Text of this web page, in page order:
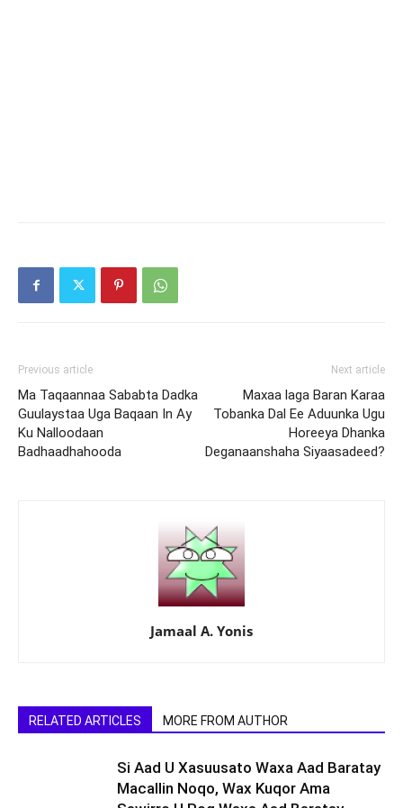
Previous article
Ma Taqaannaa Sababta Dadka
Guulaystaa Uga Baqaan In Ay
Ku Nalloodaan
Badhaadhahooda
Next article
Maxaa laga Baran Karaa
Tobanka Dal Ee Aduunka Ugu
Horeeya Dhanka
Deganaanshaha Siyaasadeed?
Jamaal A. Yonis
RELATED ARTICLES MORE FROM AUTHOR
Si Aad U Xasuusato Waxa Aad Baratay
Macallin Noqo, Wax Kuqor Ama